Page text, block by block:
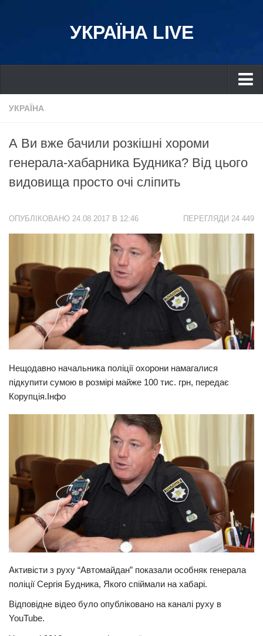
УКРАЇНА LIVE
Україна
Дніпро
Львів
Івано-Франківськ
Донбас
Схід
Економіка
Політика
Цікаво
Наука
Привітання
Здоров’я
Події
Кримінал
Трагедії
Курйози
Суспільство
Культура
УКРАЇНА
А Ви вже бачили розкішні хороми
генерала-хабарника Будника? Від цього
видовища просто очі сліпить
ПЕРЕГЛЯДИ 24 449
ОПУБЛІКОВАНО 24.08.2017 В 12:46
Нещодавно начальника поліції охорони намагалися
підкупити сумою в розмірі майже 100 тис. грн, передає
Корупція.Інфо
Активісти з руху “Автомайдан” показали особняк генерала
поліції Сергія Будника, Якого спіймали на хабарі.
Відповідне відео було опубліковано на каналі руху в
YouTube.